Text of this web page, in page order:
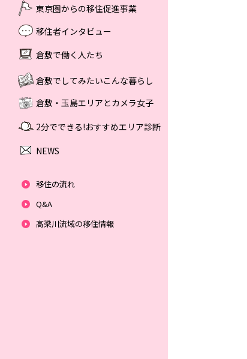
東京圏からの移住促進事業
移住者インタビュー
倉敷で働く人たち
倉敷でしてみたいこんな暮らし
倉敷・玉島エリアとカメラ女子
2分でできる!おすすめエリア診断
NEWS
移住の流れ
Q&A
高梁川流域の移住情報